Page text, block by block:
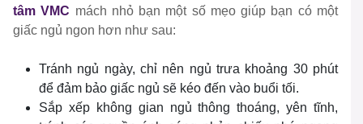
tâm VMC mách nhỏ bạn một số mẹo giúp bạn có một
giấc ngủ ngon hơn như sau:
Tránh ngủ ngày, chỉ nên ngủ trưa khoảng 30 phút
để đảm bảo giấc ngủ sẽ kéo đến vào buổi tối.
Sắp xếp không gian ngủ thông thoáng, yên tĩnh,